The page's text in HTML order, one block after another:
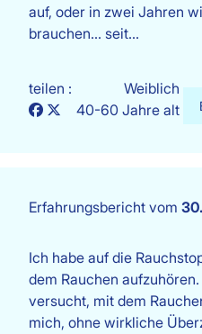
auf, oder in zwei Jahren
brauchen… seit…
teilen :
Weiblich
40-60 Jahre alt
Erfahrungsbericht vom
Ich habe auf die
dem Rauchen
versucht, mit dem
mich, ohne wirkliche